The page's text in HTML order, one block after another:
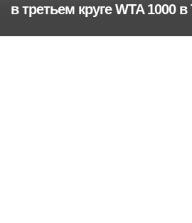
в третьем круге WTA 1000